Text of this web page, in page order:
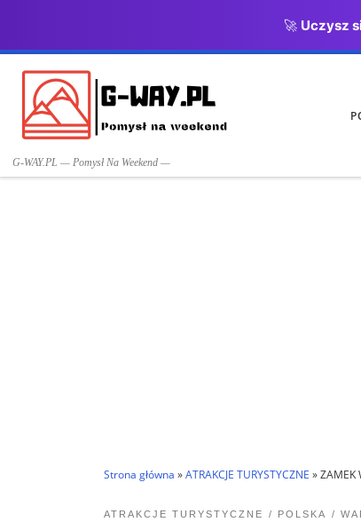
🚀 Uczysz
G-WAY.PL — Pomysł Na Weekend —
Strona główna »ATRAKCJE TURYSTYCZNE »ZAMEK
ATRAKCJE TURYSTYCZNE POLSKA